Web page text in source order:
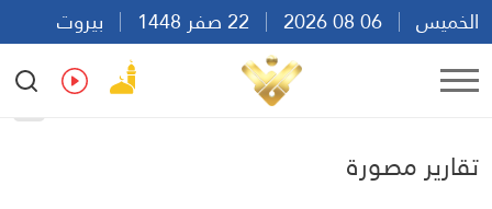
الخميس
بيروت
15:45
Ar
تقارير مصورة